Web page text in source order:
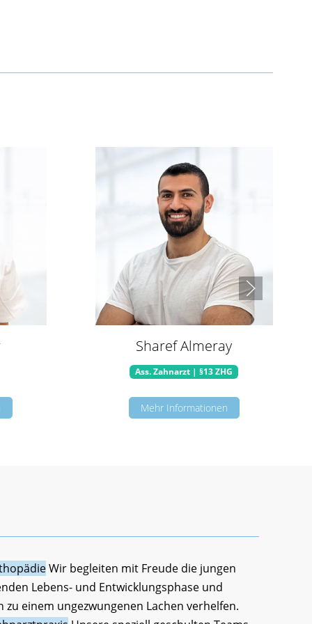
Sharef Almeray
Ass. Zahnarzt |§13 ZHG
Mehr Informationen
Wir begleiten mit Freude die jungen
Lebens- und Entwicklungsphase und
einem ungezwungenen Lachen verhelfen.